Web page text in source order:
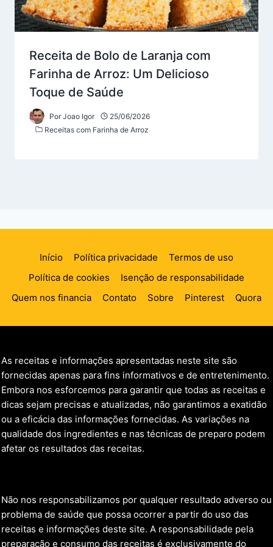
Receita de Bolo de Laranja com
Farinha de Arroz: Um Delicioso
Toque de Saúde
Por Joao Igor
25/06/2026
Receitas com Farinha de Arroz
Início Política privacidade
Termos de uso
Política de cookies
Isenção de responsabilidade
Quem nos financia
Contato Sobre Pinterest Quora
As receitas e informações apresentadas neste site são
fornecidas apenas para fins informativos e de entretenimento.
Embora nos esforcemos para garantir que todas as receitas e
dicas sejam precisas e atualizadas, não garantimos a exatidão
ou a eficácia das informações fornecidas. As variações na
qualidade dos ingredientes e nas técnicas de preparo podem
afetar os resultados das receitas.
Não nos responsabilizamos por qualquer resultado adverso ou
problema de saúde que possa ocorrer a partir do uso das
receitas e informações deste site. A responsabilidade pela
preparação e consumo das receitas é exclusivamente do